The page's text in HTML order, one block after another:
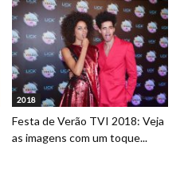
2018
Festa de Verão TVI 2018: Veja
as imagens com um toque...